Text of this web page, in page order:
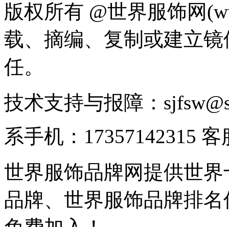
版权所有 @世界服饰网
载、摘编、复制或建立
任。
技术支持与报障：
系手机：17357142315 客
世界服饰品牌网提供世
品牌、世界服饰品牌排